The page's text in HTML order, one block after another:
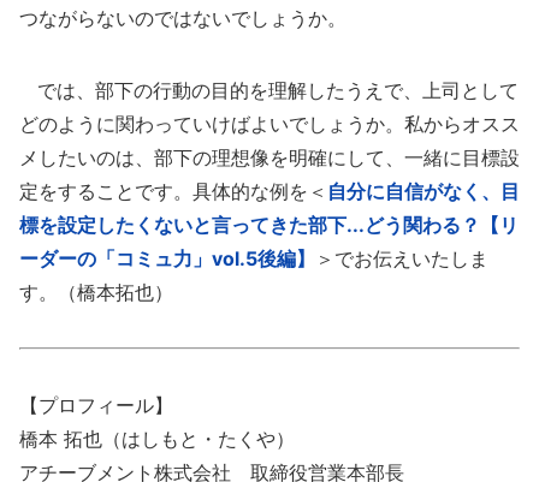
つながらないのではないでしょうか。
では、部下の行動の目的を理解したうえで、上司として
どのように関わっていけばよいでしょうか。私からオスス
メしたいのは、部下の理想像を明確にして、一緒に目標設
定をすることです。具体的な例を＜ 自分に自信がなく、目
標を設定したくないと言ってきた部下...どう関わる？【リ
ーダーの「コミュ力」vol.5後編】
＞でお伝えいたしま
す。（橋本拓也）
【プロフィール】
橋本 拓也（はしもと・たくや）
アチーブメント株式会社 取締役営業本部長